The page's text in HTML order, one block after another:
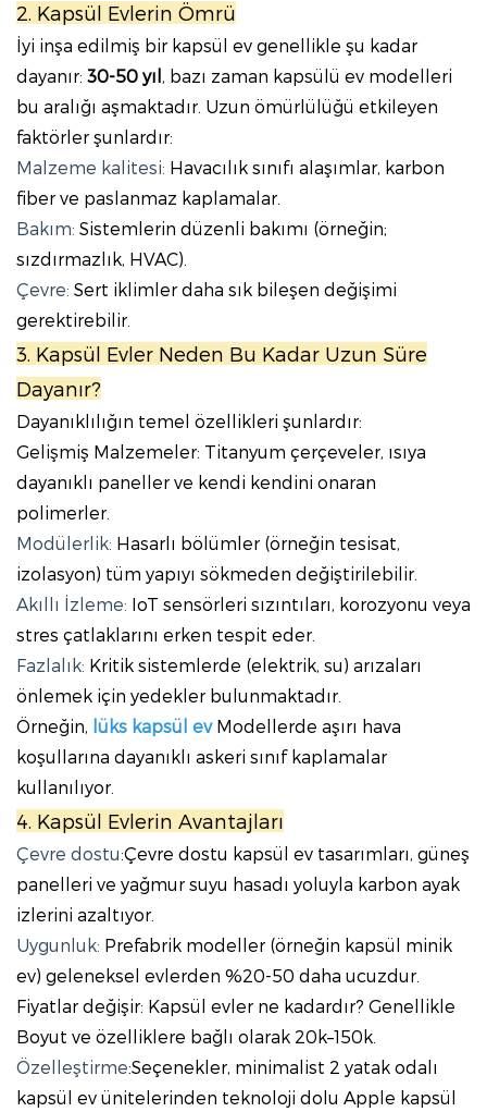
2. Kapsül Evlerin Ömrü
İyi inşa edilmiş bir kapsül ev genellikle şu kadar
dayanır: 30-50 yıl, bazı zaman kapsülü ev modelleri
bu aralığı aşmaktadır. Uzun ömürlülüğü etkileyen
faktörler şunlardır:
Malzeme kalitesi: Havacılık sınıfı alaşımlar, karbon
fiber ve paslanmaz kaplamalar.
Bakım: Sistemlerin düzenli bakımı (örneğin;
sızdırmazlık, HVAC).
Çevre: Sert iklimler daha sık bileşen değişimi
gerektirebilir.
3. Kapsül Evler Neden Bu Kadar Uzun Süre
Dayanır?
Dayanıklılığın temel özellikleri şunlardır:
Gelişmiş Malzemeler: Titanyum çerçeveler, ısıya
dayanıklı paneller ve kendi kendini onaran
polimerler.
Modülerlik: Hasarlı bölümler (örneğin tesisat,
izolasyon) tüm yapıyı sökmeden değiştirilebilir.
Akıllı İzleme: IoT sensörleri sızıntıları, korozyonu veya
stres çatlaklarını erken tespit eder.
Fazlalık: Kritik sistemlerde (elektrik, su) arızaları
önlemek için yedekler bulunmaktadır.
Örneğin, lüks kapsül evModellerde aşırı hava
koşullarına dayanıklı askeri sınıf kaplamalar
kullanılıyor.
4. Kapsül Evlerin Avantajları
Çevre dostu:Çevre dostu kapsül ev tasarımları, güneş
panelleri ve yağmur suyu hasadı yoluyla karbon ayak
izlerini azaltıyor.
Uygunluk: Prefabrik modeller (örneğin kapsül minik
ev) geleneksel evlerden %20-50 daha ucuzdur.
Fiyatlar değişir: Kapsül evler ne kadardır? Genellikle
Boyut ve özelliklere bağlı olarak 20k–150k.
Özelleştirme:Seçenekler, minimalist 2 yatak odalı
kapsül ev ünitelerinden teknoloji dolu Apple kapsül